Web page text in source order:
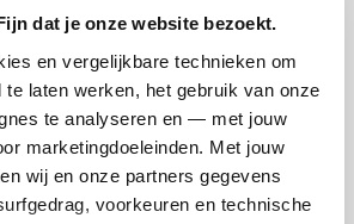
dat je onze website bezoekt.
en vergelijkbare technieken om
te laten werken, het gebruik van onze
te analyseren en — met jouw
marketingdoeleinden. Met jouw
wij en onze partners gegevens
voorkeuren en technische